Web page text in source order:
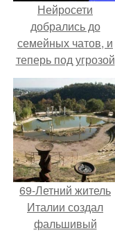
Нейросети
добрались до
семейных чатов, и
теперь под угрозой
мамины нервы.
69-Летний житель
Италии создал
фальшивый